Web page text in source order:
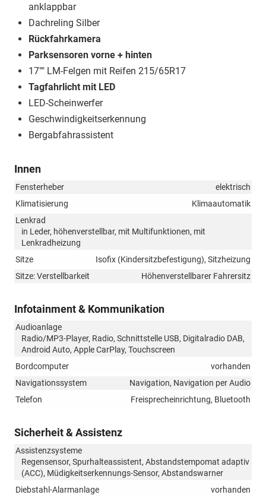
anklappbar
Dachreling Silber
Rückfahrkamera
Parksensoren vorne + hinten
17"" LM-Felgen mit Reifen 215/65R17
Tagfahrlicht mit LED
LED-Scheinwerfer
Geschwindigkeitserkennung
Bergabfahrassistent
Innen
Fensterheber
elektrisch
Klimatisierung
Klimaautomatik
Lenkrad
in Leder, höhenverstellbar, mit Multifunktionen, mit
Lenkradheizung
Sitze
Isofix (Kindersitzbefestigung), Sitzheizung
Sitze: Verstellbarkeit
Höhenverstellbarer Fahrersitz
Infotainment & Kommunikation
Audioanlage
Radio/MP3-Player, Radio, Schnittstelle USB, Digitalradio DAB,
Android Auto, Apple CarPlay, Touchscreen
Bordcomputer
vorhanden
Navigationssystem
Navigation, Navigation per Audio
Telefon
Freisprecheinrichtung, Bluetooth
Sicherheit & Assistenz
Assistenzsysteme
Regensensor, Spurhalteassistent, Abstandstempomat adaptiv
(ACC), Müdigkeitserkennungs-Sensor, Abstandswarner
Diebstahl-Alarmanlage
vorhanden